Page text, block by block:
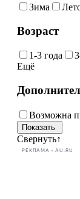
Зима
Возраст
1-3 года
Ещё
Возможна
Свернуть↑
РЕКЛАМА • AU.RU